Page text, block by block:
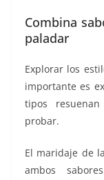
Combina
paladar
Explorar los
importante es
tipos
probar.
El maridaje de
ambos